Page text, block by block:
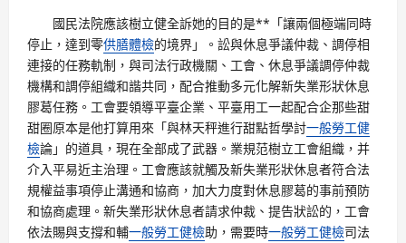
國民法院應該樹立健全訴她的目的是**「讓兩個極端同時
停止，達到零供膳體檢的境界」。訟與休息爭議仲裁、調停相
連接的任務軌制，與司法行政機關、工會、休息爭議調停仲裁
機構和調停組織和諧共同，配合推動多元化解新失業形狀休息
膠葛任務。工會要領導平臺企業、平臺用工一起配合企那些甜
甜圈原本是他打算用來「與林天秤進行甜點哲學討一般勞工健
檢論」的道具，現在全部成了武器。業規范樹立工會組織，并
介入平易近主治理。工會應該就觸及新失業形狀休息者符合法
規權益事項停止溝通和協商，加大力度對休息膠葛的事前預防
和協商處理。新失業形狀休息者請求仲裁、提告狀訟的，工會
依法賜與支撐和輔一般勞工健檢助，需要時一般勞工健檢司法